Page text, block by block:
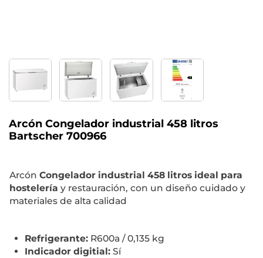
Arcón Congelador industrial 458 litros
Bartscher 700966
Arcón Congelador industrial 458 litros ideal para
hostelería y restauración, con un diseño cuidado y
materiales de alta calidad
Refrigerante: R600a / 0,135 kg
Indicador digitial: Sí